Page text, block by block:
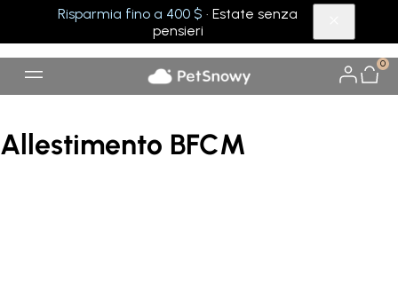
Risparmia fino a 400 $ · Estate senza
pensieri
0
Allestimento BFCM